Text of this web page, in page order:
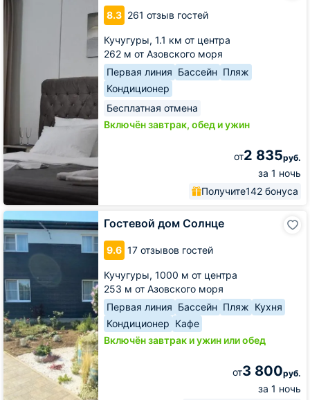
8.3 261 отзыв гостей
Кучугуры, 1.1 км от центра
262 м от Азовского моря
Первая линия Бассейн Пляж
Кондиционер
Бесплатная отмена
Включён завтрак, обед и ужин
от2 835руб.
за 1 ночь
Получите142 бонуса
Гостевой дом Солнце
9.6 17 отзывов гостей
Кучугуры, 1000 м от центра
253 м от Азовского моря
Первая линия Бассейн Пляж Кухня
Кондиционер Кафе
Включён завтрак и ужин или обед
от3 800руб.
за 1 ночь
Гостевой
дом
Солнце